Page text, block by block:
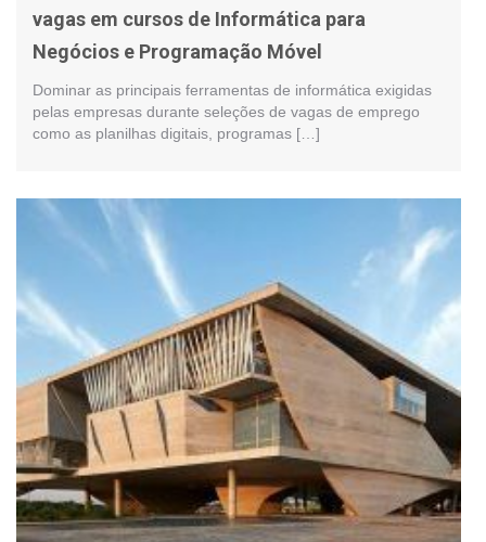
vagas em cursos de Informática para
Negócios e Programação Móvel
Dominar as principais ferramentas de informática exigidas
pelas empresas durante seleções de vagas de emprego
como as planilhas digitais, programas […]